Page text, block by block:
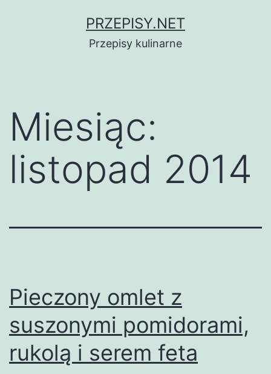
PRZEPISY.NET
Przepisy kulinarne
Miesiąc:
listopad 2014
Pieczony omlet z
suszonymi pomidorami,
rukolą i serem feta